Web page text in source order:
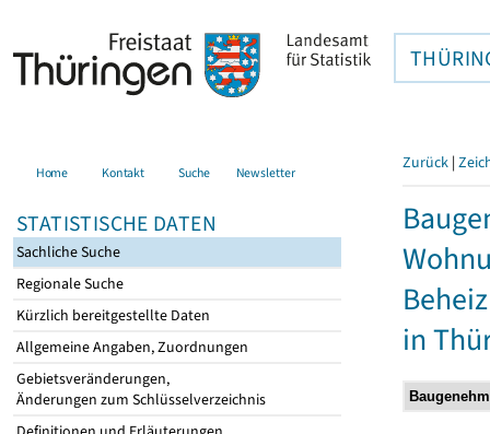
Home Kontakt Suche Newsletter
STATISTISCHE DATEN
Sachliche Suche
Regionale Suche
Kürzlich bereitgestellte Daten
Allgemeine Angaben, Zuordnungen
Gebietsveränderungen,
Änderungen zum Schlüsselverzeichnis
Zurück |
in